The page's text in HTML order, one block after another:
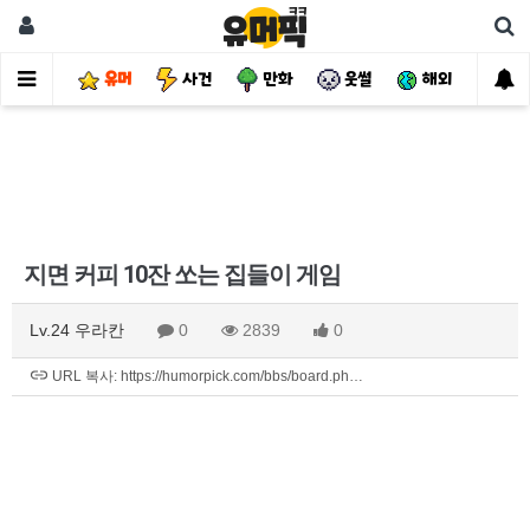
유머 사건 만화 웃썰 해외 핫
지면 커피 10잔 쏘는 집들이 게임
Lv.24 우라칸 0 2839 0
URL 복사: https://humorpick.com/bbs/board.ph…